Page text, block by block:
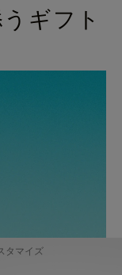
ギフト
タマイズ